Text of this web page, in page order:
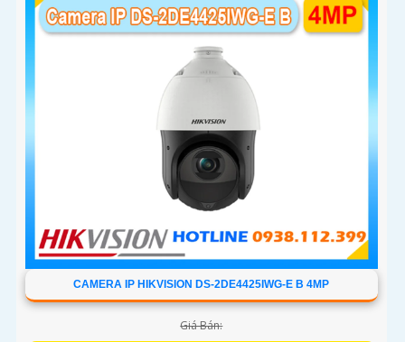
CAMERA IP HIKVISION DS-2DE4425IWG-E B 4MP
Giá Bán: